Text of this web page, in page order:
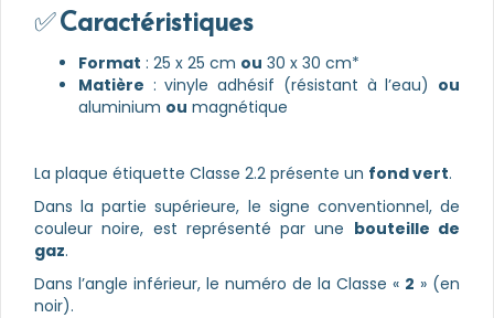
✅Caractéristiques
Format : 25 x 25 cm ou 30 x 30 cm*
Matière : vinyle adhésif (résistant à l’eau) ou
aluminium ou magnétique
La plaque étiquette Classe 2.2 présente un fond vert.
Dans la partie supérieure, le signe conventionnel, de
couleur noire, est représenté par une bouteille de
gaz.
Dans l’angle inférieur, le numéro de la Classe « 2 » (en
noir).